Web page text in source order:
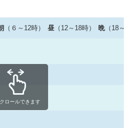
（６～12時） 昼 （12～18時） 晩（18～
ロールできます